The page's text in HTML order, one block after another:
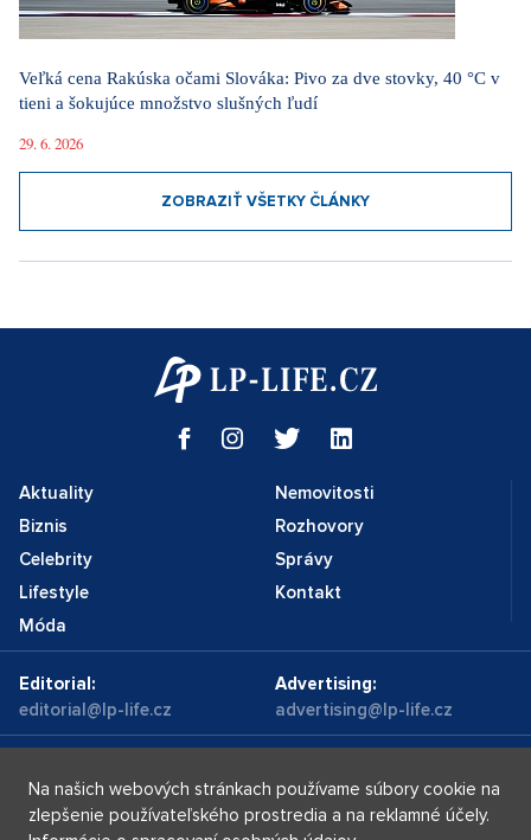
Veľká cena Rakúska očami Slováka: Pivo za dve stovky, 40 °C v
tieni a šokujúce množstvo slušných ľudí
29. 6. 2026
ZOBRAZIŤ VŠETKY ČLÁNKY
Aktuality
Biznis
Celebrity
Lifestyle
Móda
Nemovitosti
Rozhovory
Správy
Kontakt
Editorial:
editorial@lp-life.cz
Advertising:
advertising@lp-life.cz
Na našich webových stránkach používame súbory cookie na
zlepšenie používateľského prostredia a na reklamné účely.